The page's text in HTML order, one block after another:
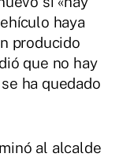
haya
producido
que no hay
ha quedado
al alcalde